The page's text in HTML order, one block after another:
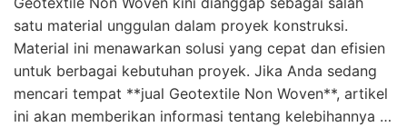
satu material unggulan dalam proyek konstruksi.
Material ini menawarkan solusi yang cepat dan efisien
untuk berbagai kebutuhan proyek. Jika Anda sedang
mencari tempat **jual Geotextile Non Woven**, artikel
ini akan memberikan informasi tentang kelebihannya …